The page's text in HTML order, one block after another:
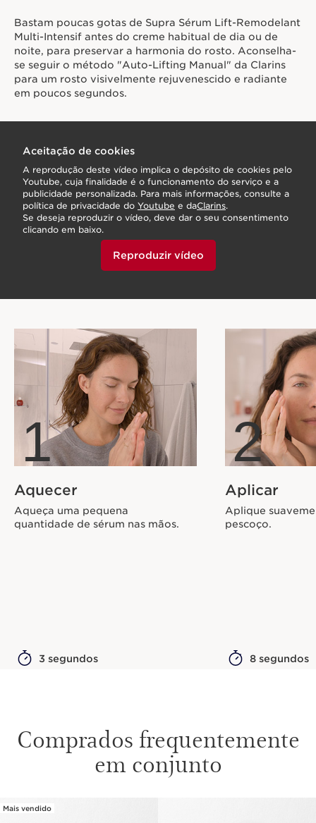
Bastam poucas gotas de Supra Sérum Lift-Remodelant
Multi-Intensif antes do creme habitual de dia ou de
noite, para preservar a harmonia do rosto. Aconselha-
se seguir o método "Auto-Lifting Manual" da Clarins
para um rosto visivelmente rejuvenescido e radiante
em poucos segundos.
Aceitação de cookies
A reprodução deste vídeo implica o depósito de cookies pelo
Youtube, cuja finalidade é o funcionamento do serviço e a
publicidade personalizada. Para mais informações, consulte a
política de privacidade do Youtube e daClarins.
Se deseja reproduzir o vídeo, deve dar o seu consentimento
clicando em baixo.
Reproduzir vídeo
1
Aquecer
Aqueça uma pequena
quantidade de sérum nas mãos.
3 segundos
2
Aplicar
Aplique
pescoço.
8 segundos
Comprados frequentemente
em conjunto
Mais vendido